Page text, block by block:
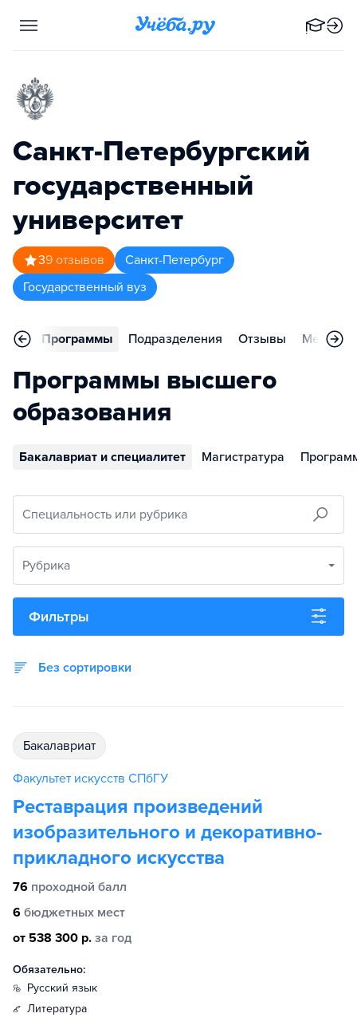
Санкт-Петербургский
государственный
университет
39 отзывов
Санкт-Петербург
Государственный вуз
Программы Подразделения Отзывы
Программы высшего
образования
Бакалавриат и специалитет Магистратура
Специальность или рубрика
Рубрика
Фильтры
Без сортировки
бакалавриат
Факультет искусств СПбГУ
Реставрация произведений
изобразительного и декоративно-
прикладного искусства
76 проходной балл
6 бюджетных мест
от 538 300 р. за год
Обязательно:
русский язык
литература